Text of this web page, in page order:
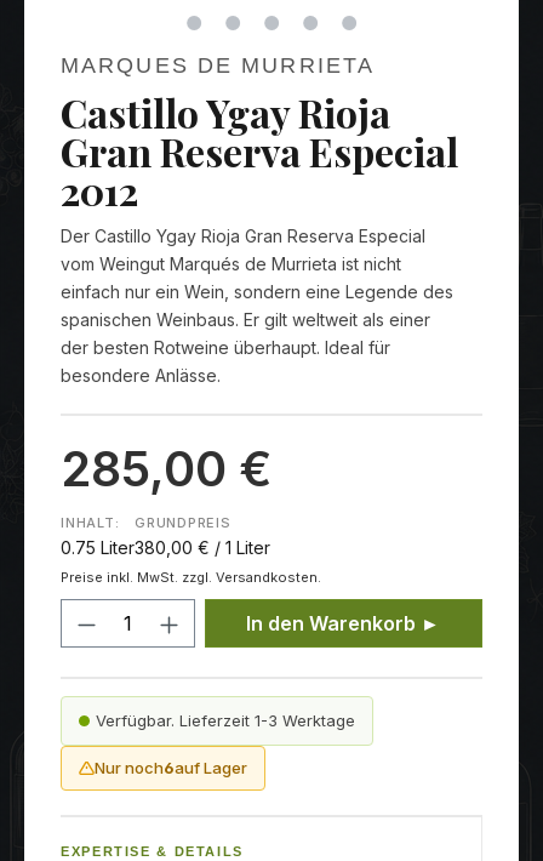
MARQUES DE MURRIETA
Castillo Ygay Rioja
Gran Reserva Especial
2012
Der Castillo Ygay Rioja Gran Reserva Especial
vom Weingut Marqués de Murrieta ist nicht
einfach nur ein Wein, sondern eine Legende des
spanischen Weinbaus. Er gilt weltweit als einer
der besten Rotweine überhaupt. Ideal für
besondere Anlässe.
285,00 €
INHALT:
0.75 Liter
GRUNDPREIS
380,00 € / 1 Liter
Preise inkl. MwSt. zzgl. Versandkosten.
Produkt Anzahl: Gib den
In den Warenkorb ►
Verfügbar. Lieferzeit 1-3 Werktage
Nur noch6auf Lager
EXPERTISE & DETAILS